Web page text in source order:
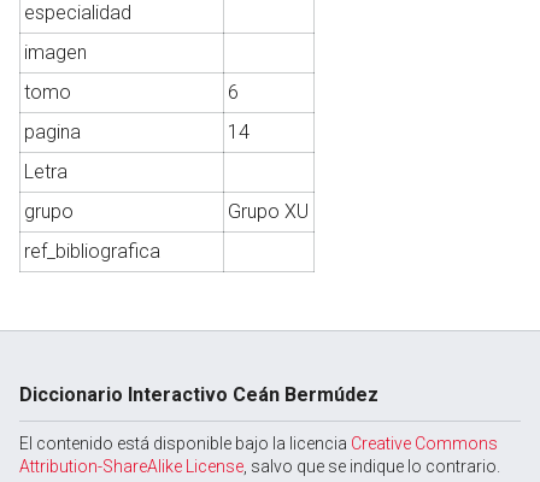
Abrir menú principal
especialidad
imagen
tomo
6
pagina
14
Letra
grupo
Grupo XU
ref_bibliografica
Diccionario Interactivo Ceán Bermúdez
El contenido está disponible bajo la licencia Creative Commons
Attribution-ShareAlike License , salvo que se indique lo contrario.